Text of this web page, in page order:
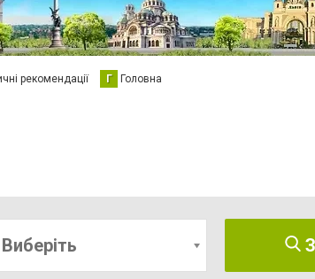
рекомендації Г Головна
Виберіть